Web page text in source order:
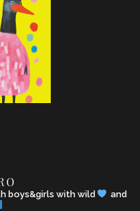
boys&girls with wild
and